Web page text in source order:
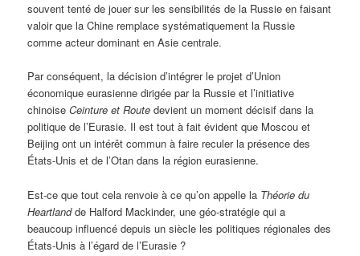
souvent tenté de jouer sur les sensibilités de la Russie en faisant
valoir que la Chine remplace systématiquement la Russie
comme acteur dominant en Asie centrale.
Par conséquent, la décision d’intégrer le projet d’Union
économique eurasienne dirigée par la Russie et l’initiative
chinoiseCeinture et Route devient un moment décisif dans la
politique de l’Eurasie. Il est tout à fait évident que Moscou et
Beijing ont un intérêt commun à faire reculer la présence des
États-Unis et de l’Otan dans la région eurasienne.
Est-ce que tout cela renvoie à ce qu’on appelle la Théorie du
Heartlandde Halford Mackinder, une géo-stratégie qui a
beaucoup influencé depuis un siècle les politiques régionales des
États-Unis à l’égard de l’Eurasie ?